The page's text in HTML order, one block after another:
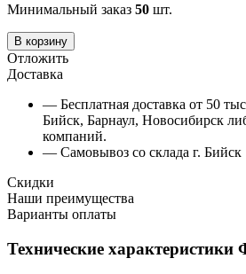
Минимальный заказ 50 шт.
В корзину
Отложить
Доставка
— Бесплатная доставка от 50
Бийск, Барнаул, Новосибирск
компаний.
— Самовывоз со склада г. Бийск
Скидки
Наши преимущества
Варианты оплаты
Технические характеристики